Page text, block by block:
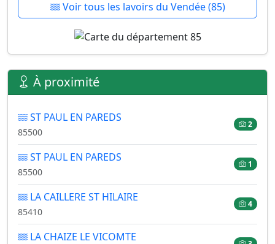
Voir tous les lavoirs du Vendée (85)
À proximité
ST PAUL EN PAREDS
85500
2
ST PAUL EN PAREDS
85500
1
LA CAILLERE ST HILAIRE
85410
4
LA CHAIZE LE VICOMTE